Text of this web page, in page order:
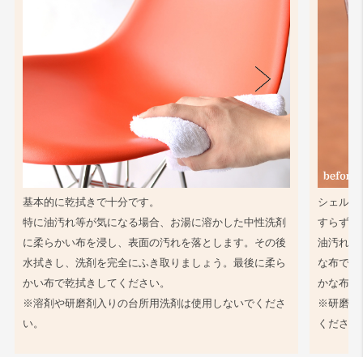
基本的に乾拭きで十分です。
特に油汚れ等が気になる場合、お湯に溶かした中性洗剤
に柔らかい布を浸し、表面の汚れを落とします。その後
水拭きし、洗剤を完全にふき取りましょう。最後に柔ら
かい布で乾拭きしてください。
※溶剤や研磨剤入りの台所用洗剤は使用しないでくださ
い。
シェル同
すらず、
油汚れ等
な布で軽
かな布で
※研磨剤
ください